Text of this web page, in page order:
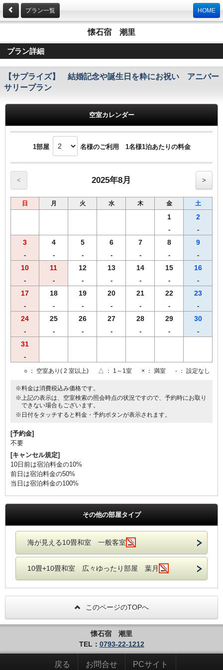
プラン一覧 HOME
懐石宿 潮里
プラン詳細
【サプライズ】 結婚記念や誕生日を粋にお祝い アニバー
サリープラン
空室カレンダー
1部屋 名様のご利用 1名様1泊あたりの料金
< 2025年8月 >
日 月 火 水 木 金 土
1
-
2
-
3
-
4
-
5
-
6
-
7
-
8
-
9
-
10
-
11
-
12
-
13
-
14
-
15
-
16
-
17
-
18
-
19
-
20
-
21
-
22
-
23
-
24
-
25
-
26
-
27
-
28
-
29
-
30
-
31
-
○ ： 空室あり( 2 室以上) △ ： 1～1室 × ： 満室 - ： 設定なし
※料金は消費税込み価格です。
※上記の表示は、空室検索の照会時点の状況ですので、予約時にお取り
できない場合もございます。
※日付をタッチすると料金・予約ボタンが表示されます。
[予約金]
不要
[キャンセル規定]
10日前は宿泊料金の10%
前日は宿泊料金の50%
当日は宿泊料金の100%
その他の部屋タイプ
海が見える10畳和室 一般客室
10畳+10畳和室 広々ゆったり部屋 葉月
このページのTOPへ
懐石宿 潮里
TEL： 0793-22-1212
戻る お問合せ PCサイト